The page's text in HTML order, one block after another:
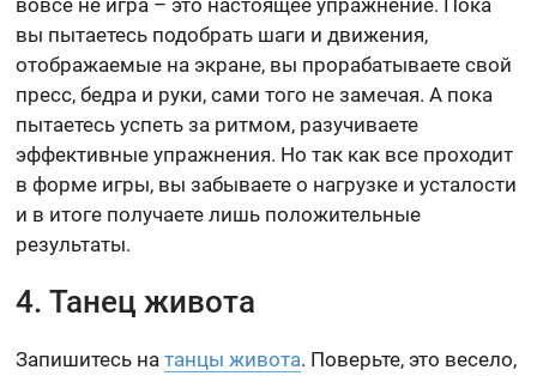
вовсе не игра – это настоящее упражнение. Пока
вы пытаетесь подобрать шаги и движения,
отображаемые на экране, вы прорабатываете свой
пресс, бедра и руки, сами того не замечая. А пока
пытаетесь успеть за ритмом, разучиваете
эффективные упражнения. Но так как все проходит
в форме игры, вы забываете о нагрузке и усталости
и в итоге получаете лишь положительные
результаты.
4. Танец живота
Запишитесь натанцы живота. Поверьте, это весело,